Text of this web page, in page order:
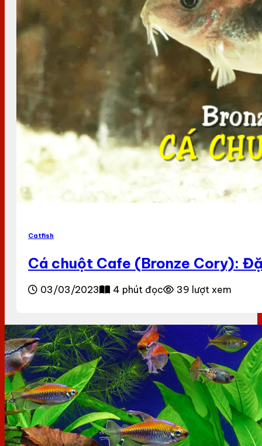
Catfish
Cá chuột Cafe (Bronze Cory):
03/03/2023 4 phút đọc 39 lượt xem